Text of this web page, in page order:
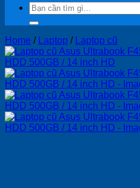
Search
for:
Home / Laptop / Laptop cũ